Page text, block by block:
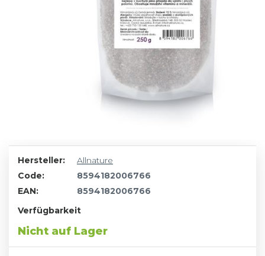
Hersteller:
Allnature
Code:
8594182006766
EAN:
8594182006766
Verfügbarkeit
Nicht auf Lager